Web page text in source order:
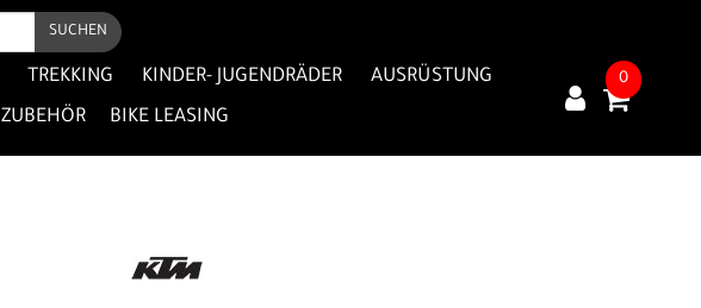
SUCHEN
TREKKING KINDER- JUGENDRÄDER
AUSRÜSTUNG
ZUBEHÖR BIKE LEASING
0